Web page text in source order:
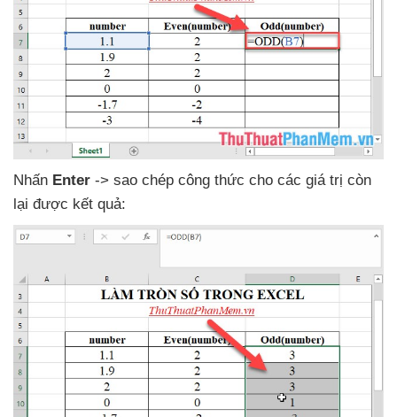
Nhấn Enter -> sao chép công thức cho các giá trị còn
lại được kết quả: